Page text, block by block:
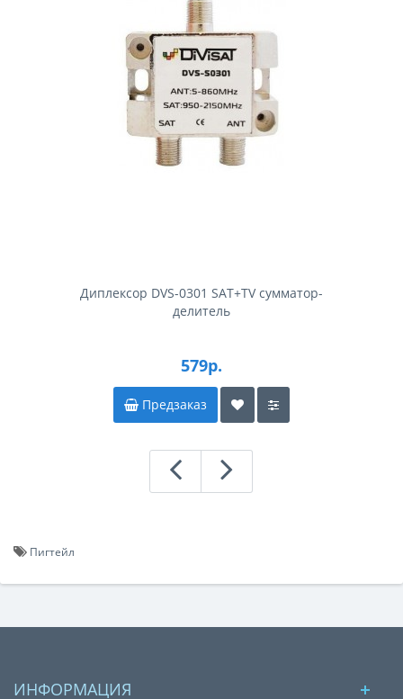
Диплексор DVS-0301 SAT+TV сумматор-
делитель
579р.
Предзаказ
Пигтейл
ИНФОРМАЦИЯ